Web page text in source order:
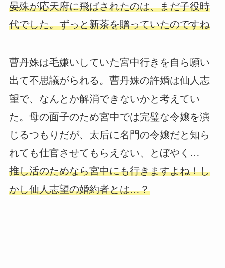
晏殊が応天府に飛ばされたのは、まだ子役時
代でした。ずっと新茶を贈っていたのですね
曹丹姝は毛嫌いしていた宮中行きを自ら願い
出て不思議がられる。曹丹姝の許婚は仙人志
望で、なんとか解消できないかと考えてい
た。母の面子のため宮中では完璧な令嬢を演
じるつもりだが、太后に名門の令嬢だと知ら
れても仕官させてもらえない、とぼやく…
推し活のためなら宮中にも行きますよね！し
かし仙人志望の婚約者とは…？